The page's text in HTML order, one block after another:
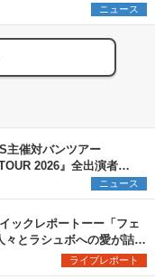
ニュース
主催対バンツアー
2026』全出演者を
ら3組の参加を新たに発
ニュース
ックレポートーー「フェ
々とラシュボへの愛が詰ま
ライブレポート